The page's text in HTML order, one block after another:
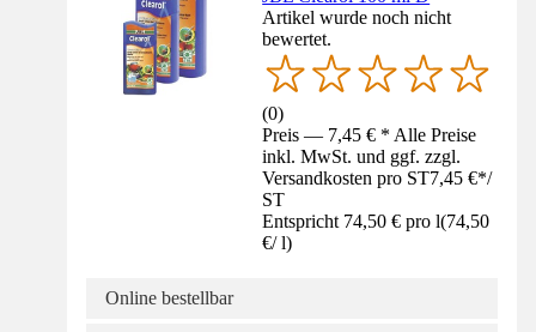
Artikel wurde noch nicht
bewertet.
(0)
Preis — 7,45 € * Alle Preise
inkl. MwSt. und ggf. zzgl.
Versandkosten pro ST7,45 €*/
ST
Entspricht 74,50 € pro l(74,50
€/ l)
Online bestellbar